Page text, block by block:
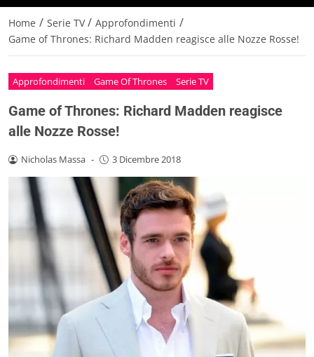
Home / Serie TV / Approfondimenti /
Game of Thrones: Richard Madden reagisce alle Nozze Rosse!
Approfondimenti Game Of Thrones Serie TV
Game of Thrones: Richard Madden reagisce
alle Nozze Rosse!
Nicholas Massa - 3 Dicembre 2018